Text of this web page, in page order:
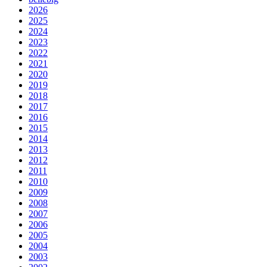
2026
2025
2024
2023
2022
2021
2020
2019
2018
2017
2016
2015
2014
2013
2012
2011
2010
2009
2008
2007
2006
2005
2004
2003